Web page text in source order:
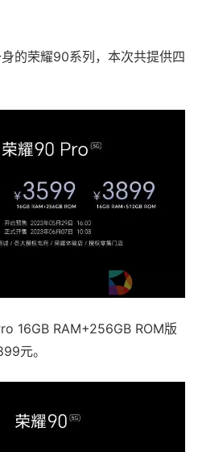
的荣耀90系列，本次共提供四
16GB RAM+256GB ROM版
元。